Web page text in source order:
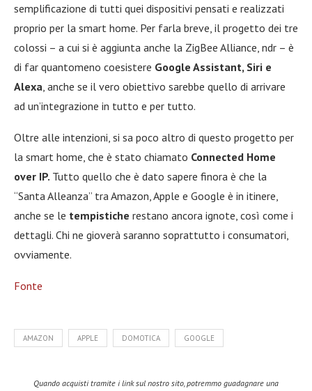
semplificazione di tutti quei dispositivi pensati e realizzati
proprio per la smart home. Per farla breve, il progetto dei tre
colossi – a cui si è aggiunta anche la ZigBee Alliance, ndr – è
di far quantomeno coesistere Google Assistant, Siri e
Alexa , anche se il vero obiettivo sarebbe quello di arrivare
ad un’integrazione in tutto e per tutto.
Oltre alle intenzioni, si sa poco altro di questo progetto per
la smart home, che è stato chiamato Connected Home
over IP. Tutto quello che è dato sapere finora è che la
“Santa Alleanza” tra Amazon, Apple e Google è in itinere,
anche se le tempistiche restano ancora ignote, così come i
dettagli. Chi ne gioverà saranno soprattutto i consumatori,
ovviamente.
Fonte
AMAZON APPLE DOMOTICA GOOGLE
Quando acquisti tramite i link sul nostro sito, potremmo guadagnare una